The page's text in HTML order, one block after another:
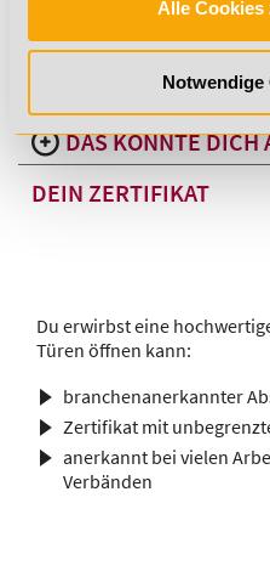
Alle Cookies
Notwendige
INHALTE IM DETAIL
FITNESSTRAINER
DEINE VORTEILE IM
DAS KÖNNTE DICH
DEIN ZERTIFIKAT
Du erwirbst eine
Türen öffnen kann:
branchenanerkannter
Zertifikat mit
anerkannt bei vielen
Verbänden